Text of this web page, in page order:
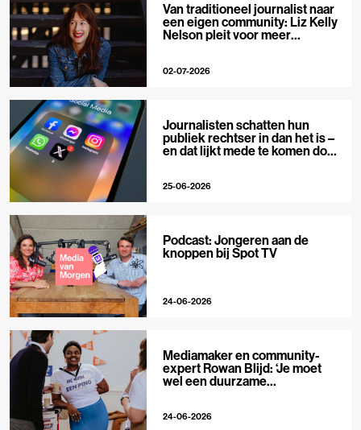
Van traditioneel journalist naar
een eigen community: Liz Kelly
Nelson pleit voor meer
02-07-2026
Journalisten schatten hun
publiek rechtser in dan het is –
en dat lijkt mede te komen door
25-06-2026
Podcast: Jongeren aan de
knoppen bij Spot TV
24-06-2026
Mediamaker en community-
expert Rowan Blijd: ‘Je moet
wel een duurzame
24-06-2026